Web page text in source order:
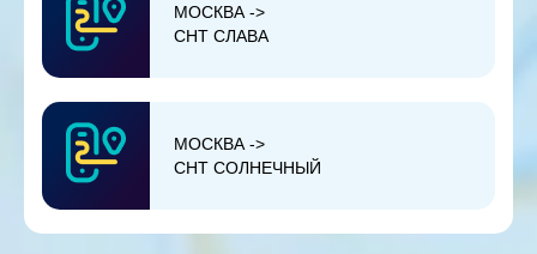
МОСКВА ->
СНТ СЛАВА
МОСКВА ->
СНТ СОЛНЕЧНЫЙ